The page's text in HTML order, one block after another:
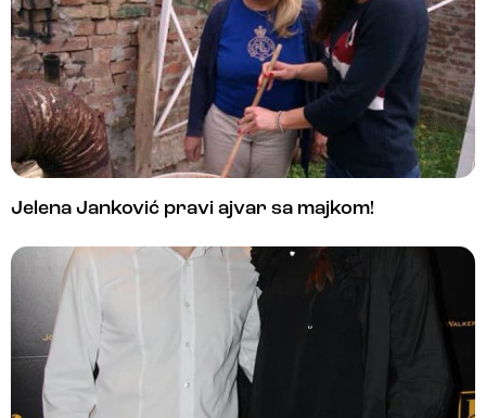
Jelena Janković pravi ajvar sa majkom!